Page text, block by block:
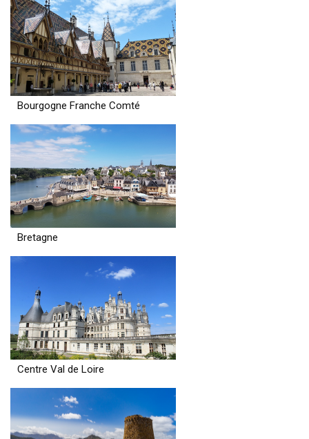
Bourgogne Franche Comté
Bretagne
Centre Val de Loire